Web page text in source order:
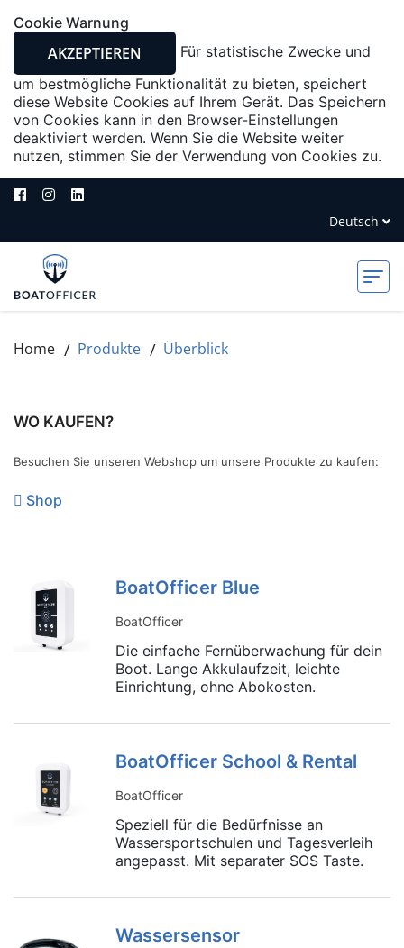
Cookie Warnung
AKZEPTIEREN
Für statistische Zwecke und
um bestmögliche Funktionalität zu bieten, speichert
diese Website Cookies auf Ihrem Gerät. Das Speichern
von Cookies kann in den Browser-Einstellungen
deaktiviert werden. Wenn Sie die Website weiter
nutzen, stimmen Sie der Verwendung von Cookies zu.
Deutsch
Home Produkte Überblick
WO KAUFEN?
Besuchen Sie unseren Webshop um unsere Produkte zu kaufen:
Shop
BoatOfficer Blue
BoatOfficer
Die einfache Fernüberwachung für dein
Boot. Lange Akkulaufzeit, leichte
Einrichtung, ohne Abokosten.
BoatOfficer School & Rental
BoatOfficer
Speziell für die Bedürfnisse an
Wassersportschulen und Tagesverleih
angepasst. Mit separater SOS Taste.
Wassersensor